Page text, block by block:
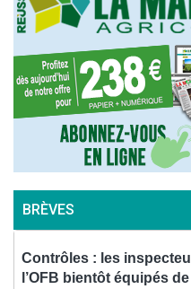
BRÈVES
Contrôles : les
l’OFB bientôt équipés